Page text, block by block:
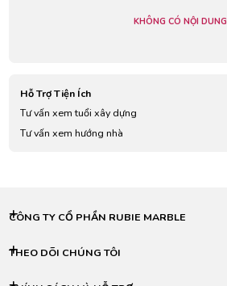
KHÔNG CÓ NỘI DUNG
Hỗ Trợ Tiện Ích
Tư vấn xem tuổi xây dựng
Tư vấn xem hướng nhà
CÔNG TY CỔ PHẦN RUBIE MARBLE
THEO DÕI CHÚNG TÔI